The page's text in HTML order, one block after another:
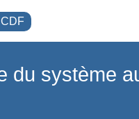
du système